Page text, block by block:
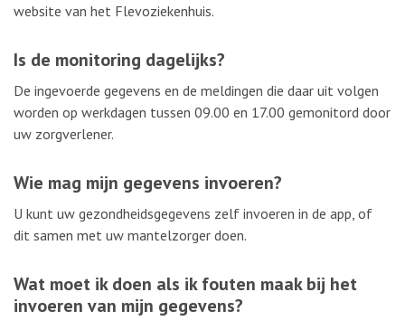
website van het Flevoziekenhuis.
Is de monitoring dagelijks?
De ingevoerde gegevens en de meldingen die daar uit volgen
worden op werkdagen tussen 09.00 en 17.00 gemonitord door
uw zorgverlener.
Wie mag mijn gegevens invoeren?
U kunt uw gezondheidsgegevens zelf invoeren in de app, of
dit samen met uw mantelzorger doen.
Wat moet ik doen als ik fouten maak bij het
invoeren van mijn gegevens?